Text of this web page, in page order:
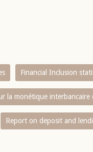
Financial Inclusion
la monétique interbancaire
Report on deposit and